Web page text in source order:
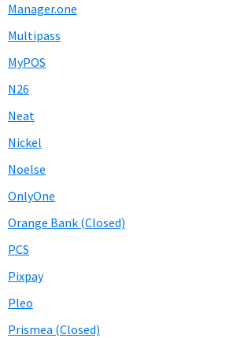
Manager.one
Multipass
MyPOS
N26
Neat
Nickel
Noelse
OnlyOne
Orange Bank (Closed)
PCS
Pixpay
Pleo
Prismea (Closed)